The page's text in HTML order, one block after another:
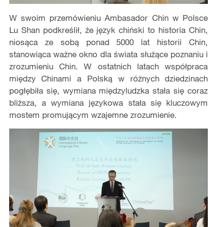
W swoim przemówieniu Ambasador Chin w Polsce
Lu Shan podkreślił, że język chiński to historia Chin,
niosąca ze sobą ponad 5000 lat historii Chin,
stanowiąca ważne okno dla świata służące poznaniu i
zrozumieniu Chin. W ostatnich latach współpraca
między Chinami a Polską w różnych dziedzinach
pogłębiła się, wymiana międzyludzka stała się coraz
bliższa, a wymiana językowa stała się kluczowym
mostem promującym wzajemne zrozumienie.